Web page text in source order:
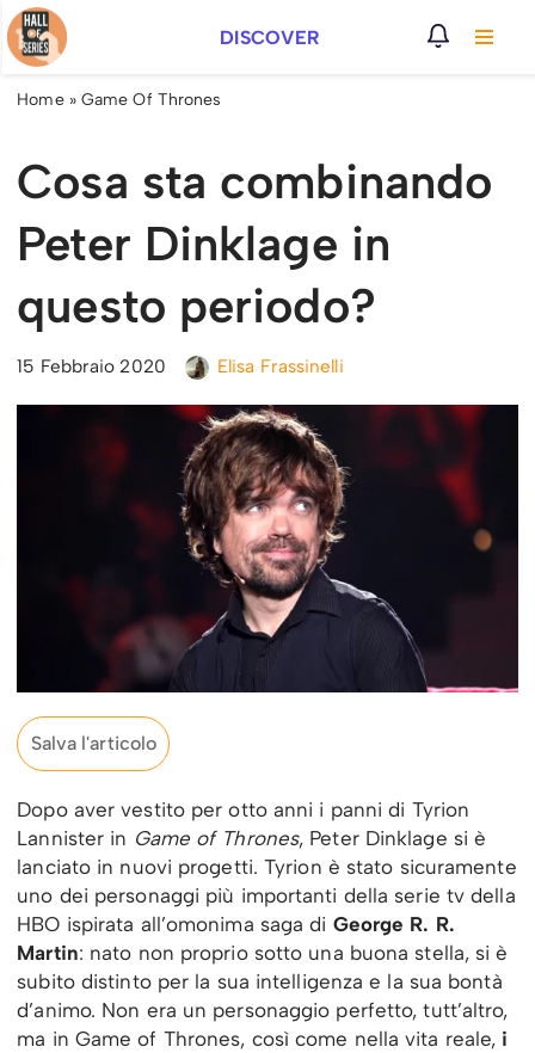
Vai
al
DISCOVER
Home» Game Of Thrones
Cosa sta combinando
Peter Dinklage in
questo periodo?
15 Febbraio 2020 Elisa Frassinelli
Salva l'articolo
Dopo aver vestito per otto anni i panni di Tyrion
Lannister in Game of Thrones, Peter Dinklage si è
lanciato in nuovi progetti. Tyrion è stato sicuramente
uno dei personaggi più importanti della serie tv della
HBO ispirata all’omonima saga di George R. R.
Martin: nato non proprio sotto una buona stella, si è
subito distinto per la sua intelligenza e la sua bontà
d’animo. Non era un personaggio perfetto, tutt’altro,
ma in Game of Thrones, così come nella vita reale, i